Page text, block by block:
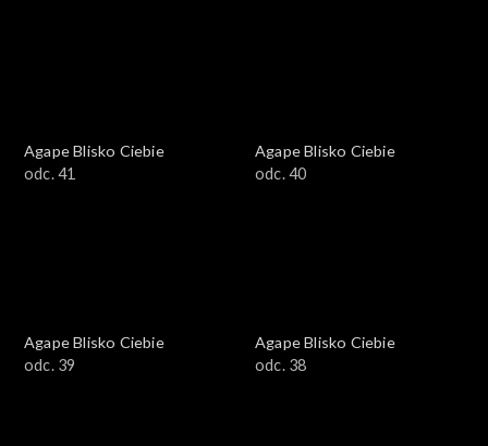
Agape Blisko Ciebie
odc. 41
Agape Blisko Ciebie
odc. 40
Agape Blisko Ciebie
odc. 39
Agape Blisko Ciebie
odc. 38